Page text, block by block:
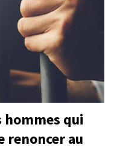
qui
renoncer au